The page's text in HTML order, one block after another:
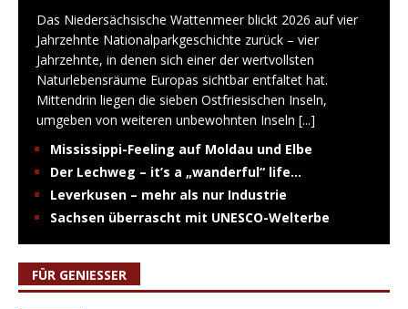
Das Niedersächsische Wattenmeer blickt 2026 auf vier
Jahrzehnte Nationalparkgeschichte zurück – vier
Jahrzehnte, in denen sich einer der wertvollsten
Naturlebensräume Europas sichtbar entfaltet hat.
Mittendrin liegen die sieben Ostfriesischen Inseln,
umgeben von weiteren unbewohnten Inseln [...]
Mississippi-Feeling auf Moldau und Elbe
Der Lechweg – it’s a „wanderful“ life…
Leverkusen – mehr als nur Industrie
Sachsen überrascht mit UNESCO-Welterbe
FÜR GENIESSER